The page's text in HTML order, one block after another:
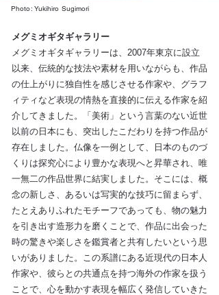
Photo: Yukihiro Sugimori
メグミオギタギャラリー
メグミオギタギャラリーは、2007年東京に設立
以来、伝統的な技法や素材を用いながらも、作品
の仕上がりに独自性を感じさせる作家や、グラフ
ィティなど表現の情熱を直接的に伝える作家を紹
介してきました。「美術」という言葉のない近世
以前の日本にも、突出したこだわりを持つ作品が
存在しました。仏像を一例として、日本のものづ
くりは探究心により豊かな表現へと昇華され、唯
一無二の作品世界に結実しました。そこには、概
念の新しさ、あるいは写実的な技巧に留まらず、
たとえありふれたモチーフであっても、物の魅力
を引き出す造形力を磨くことで、作品に出会った
時の驚きや楽しさを鑑賞者と共有したいという思
いがありました。この系譜にある近現代の日本人
作家や、彼らとの共通点を持つ海外の作家を扱う
ことで、心を動かす表現を幅広く発信していきた